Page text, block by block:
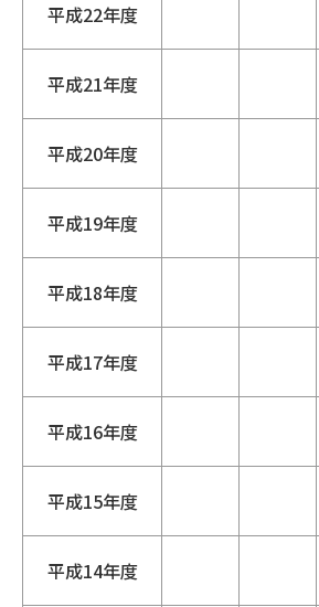
平成22年度
平成21年度
平成20年度
平成19年度
平成18年度
平成17年度
平成16年度
平成15年度
平成14年度